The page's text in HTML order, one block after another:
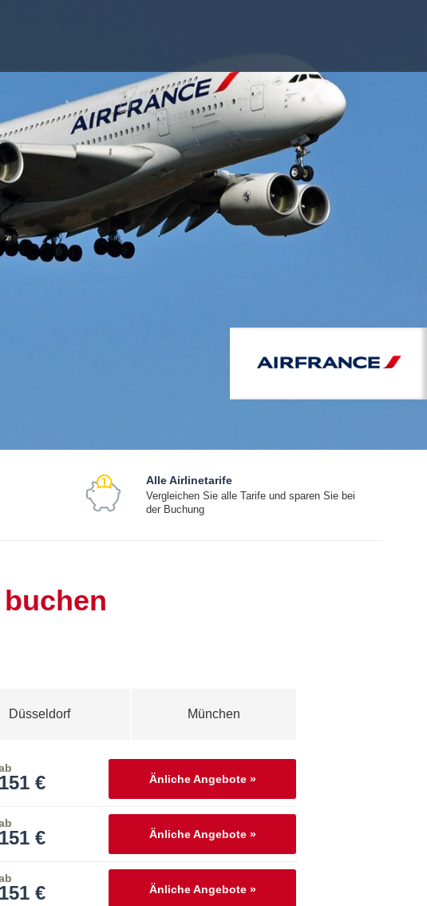
Alle Airlinetarife
Vergleichen Sie alle Tarife und sparen Sie bei
der Buchung
Düsseldorf München
151 € Änliche Angebote »
151 € Änliche Angebote »
151 € Änliche Angebote »